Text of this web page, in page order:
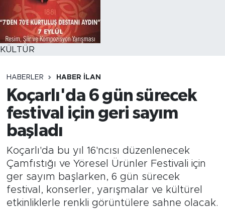
KÜLTÜR
HABERLER HABER İLAN
Koçarlı'da 6 gün sürecek
festival için geri sayım
başladı
Koçarlı'da bu yıl 16'ncısı düzenlenecek
Çamfıstığı ve Yöresel Ürünler Festivali için
ger sayım başlarken, 6 gün sürecek
festival, konserler, yarışmalar ve kültürel
etkinliklerle renkli görüntülere sahne olacak.